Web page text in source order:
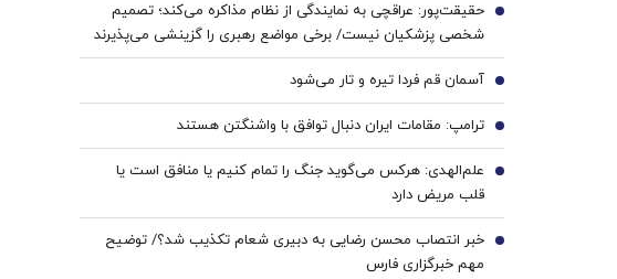
حقیقت‌پور: عراقچی به نمایندگی از نظام مذاکره می‌کند؛ تصمیم
شخصی پزشکیان نیست/ برخی مواضع رهبری را گزینشی می‌پذیرند
2
آسمان قم فردا تیره و تار می‌شود 3
ترامپ: مقامات ایران دنبال توافق با واشنگتن هستند 4
علم‌الهدی: هرکس می‌گوید جنگ را تمام کنیم یا منافق است یا
قلب مریض دارد
5
خبر انتصاب محسن رضایی به دبیری شعام تکذیب شد؟/ توضیح
مهم خبرگزاری فارس
6